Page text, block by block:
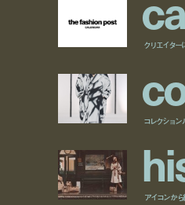
クリエイター
c
コレクショ
hi
アイコンか